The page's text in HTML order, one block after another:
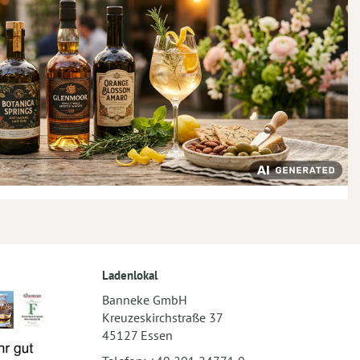
Ladenlokal
Banneke GmbH
Kreuzeskirchstraße 37
45127 Essen